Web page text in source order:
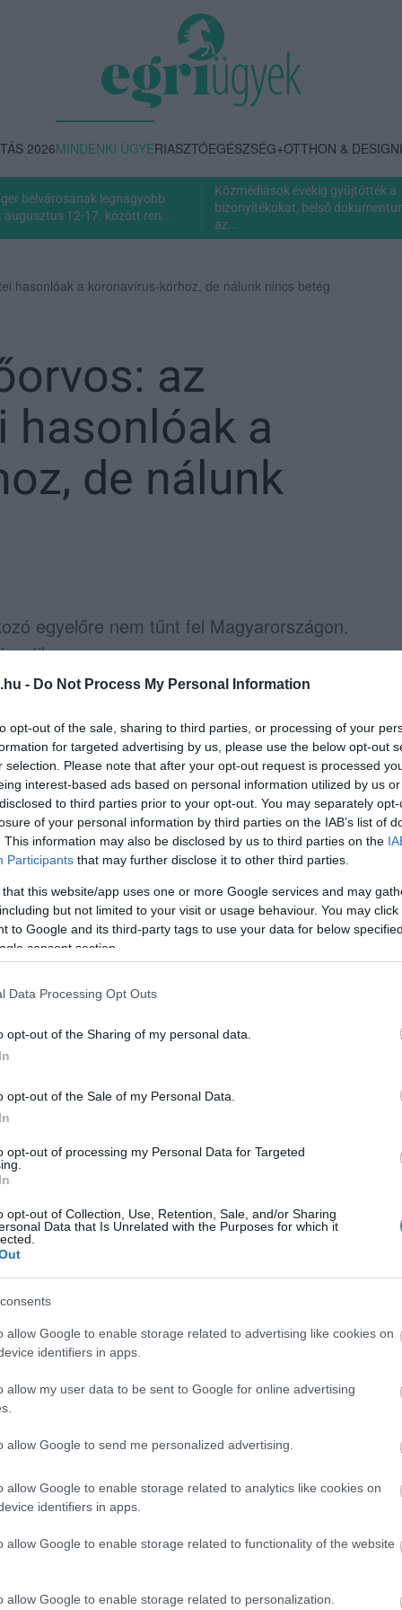
- Do Not Process My Personal Information
opt-out of the sale, sharing to third parties, or processing of your
for targeted advertising by us, please use the below opt-out
selection. Please note that after your opt-out request is processed
interest-based ads based on personal information utilized by us
to third parties prior to your opt-out. You may separately
of your personal information by third parties on the IAB’s list of
This information may also be disclosed by us to third parties on the
Participants that may further disclose it to other third parties.
that this website/app uses one or more Google services and may
but not limited to your visit or usage behaviour. You may
to Google and its third-party tags to use your data for below
consent section.
Data Processing Opt Outs
opt-out of the Sharing of my personal data.
opt-out of the Sale of my Personal Data.
opt-out of processing my Personal Data for Targeted
opt-out of Collection, Use, Retention, Sale, and/or Sharing
Data that Is Unrelated with the Purposes for which it
allow Google to enable storage related to advertising like cookies on
identifiers in apps.
allow my user data to be sent to Google for online advertising
allow Google to send me personalized advertising.
allow Google to enable storage related to analytics like cookies on
identifiers in apps.
allow Google to enable storage related to functionality of the website
allow Google to enable storage related to personalization.
2026MINDENKI ÜGYERIASZTÓEGÉSZSÉG+OTTHON & DESIGN
belvárosának legnagyobb
augusztus 12-17. között ren...
Közmédiások évekig gyűjtötték a
bizonyítékokat, belső
az...
hasonlóak a koronavírus-kórhoz, de nálunk nincs beteg
az
hasonlóak a
de nálunk
egyelőre nem tűnt fel Magyarországon.
okozó koronavírus halálos
esetet jegyeznek - jelentették be az
közül a legújabb mérleg szerint
fertőzésgyanús esetet is regisztráltak a
fertőzésről szóltak a hírek a távol-keleti
fertőzött betegeket azonosítottak
Szingapúrban és más
tisztifőorvos közlése szerint
betegről. Müller Cecília egyúttal
arra hívta fel a figyelmet, hogy a
az influenzához, és azért is nehéz az
influenzajárvány van
és ennek feltételei már
Cecília.
koronavírusos megbetegedések, de ez
a nemrég létrejött változatot,
működik a megerősített
kell az alapvető higiéniai szabályokra,
etikett" betartása.
a vírus csak élő sejtekben szaporodik,
veszélytelenek.